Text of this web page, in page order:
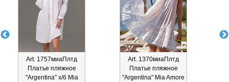
Art. 1757миаПлтд
Платье пляжное
"Argentina" х/б Mia
Art. 1370миаПлтд
Платье пляжное
"Argentina" Mia Amore